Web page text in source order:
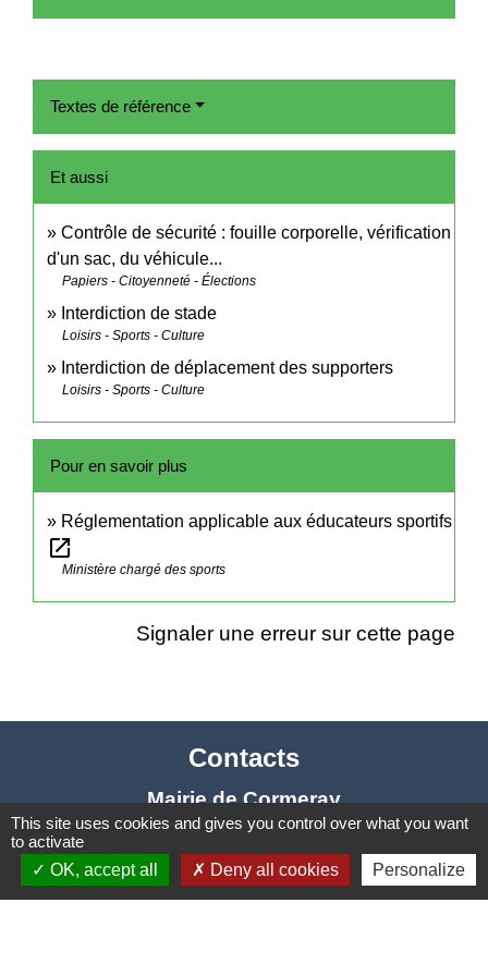
Textes de référence
Et aussi
Contrôle de sécurité : fouille corporelle, vérification
d'un sac, du véhicule...
Papiers - Citoyenneté - Élections
Interdiction de stade
Loisirs - Sports - Culture
Interdiction de déplacement des supporters
Loisirs - Sports - Culture
Pour en savoir plus
Réglementation applicable aux éducateurs sportifs
open_in_new
Ministère chargé des sports
Signaler une erreur sur cette page
Contacts
Mairie de Cormeray
1, RUE DE LA BUISSONNIERE
41120 Cormeray - FRANCE
+33 2 54 44 26 19
This site uses cookies and gives you control over what you want
to activate
OK, accept all
Deny all cookies Personalize